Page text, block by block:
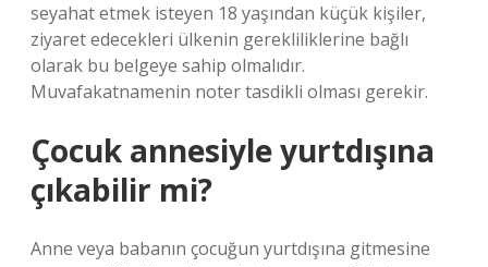
seyahat etmek isteyen 18 yaşından küçük kişiler,
ziyaret edecekleri ülkenin gerekliliklerine bağlı
olarak bu belgeye sahip olmalıdır.
Muvafakatnamenin noter tasdikli olması gerekir.
Çocuk annesiyle yurtdışına
çıkabilir mi?
Anne veya babanın çocuğun yurtdışına gitmesine